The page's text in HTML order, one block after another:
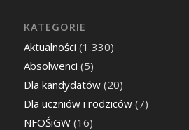
KATEGORIE
Aktualności (1 330)
Absolwenci (5)
Dla kandydatów(20)
Dla uczniów i rodziców(7)
NFOŚiGW(16)